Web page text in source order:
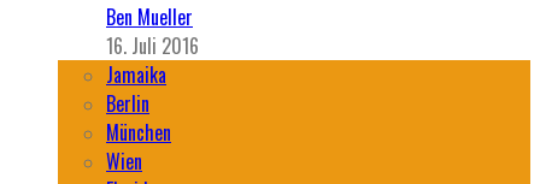
Ben Mueller
16. Juli 2016
Jamaika
Berlin
München
Wien